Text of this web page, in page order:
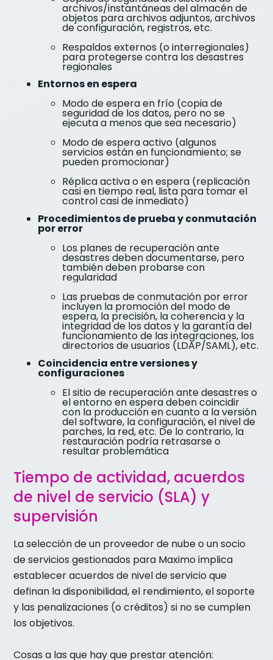
archivos/instantáneas del almacén de
objetos para archivos adjuntos, archivos
de configuración, registros, etc.
Respaldos externos (o interregionales)
para protegerse contra los desastres
regionales
Entornos en espera
Modo de espera en frío (copia de
seguridad de los datos, pero no se
ejecuta a menos que sea necesario)
Modo de espera activo (algunos
servicios están en funcionamiento; se
pueden promocionar)
Réplica activa o en espera (replicación
casi en tiempo real, lista para tomar el
control casi de inmediato)
Procedimientos de prueba y conmutación
por error
Los planes de recuperación ante
desastres deben documentarse, pero
también deben probarse con
regularidad
Las pruebas de conmutación por error
incluyen la promoción del modo de
espera, la precisión, la coherencia y la
integridad de los datos y la garantía del
funcionamiento de las integraciones, los
directorios de usuarios (LDAP/SAML), etc.
Coincidencia entre versiones y
configuraciones
El sitio de recuperación ante desastres o
el entorno en espera deben coincidir
con la producción en cuanto a la versión
del software, la configuración, el nivel de
parches, la red, etc. De lo contrario, la
restauración podría retrasarse o
resultar problemática
Tiempo de actividad, acuerdos
de nivel de servicio (SLA) y
supervisión
La selección de un proveedor de nube o un socio
de servicios gestionados para Maximo implica
establecer acuerdos de nivel de servicio que
definan la disponibilidad, el rendimiento, el soporte
y las penalizaciones (o créditos) si no se cumplen
los objetivos.
Cosas a las que hay que prestar atención: